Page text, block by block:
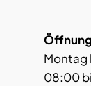
Montag
08:00